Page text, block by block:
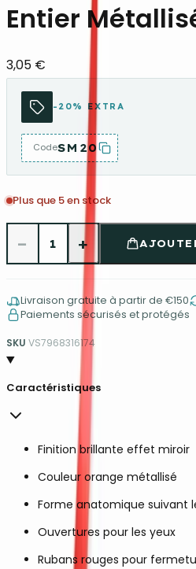
Entier
3,05 €
-20% EXTRA
CodeSM20
Plus que 5 en stock
− 1 +
Livraison gratuite à partir de €150
Paiements sécurisés et protégés
SKU VS7968316174
Caractéristiques
Finition brillante effet miroir
Couleur orange métallisé
Forme anatomique suivant
Ouvertures pour les yeux
Rubans rouges pour